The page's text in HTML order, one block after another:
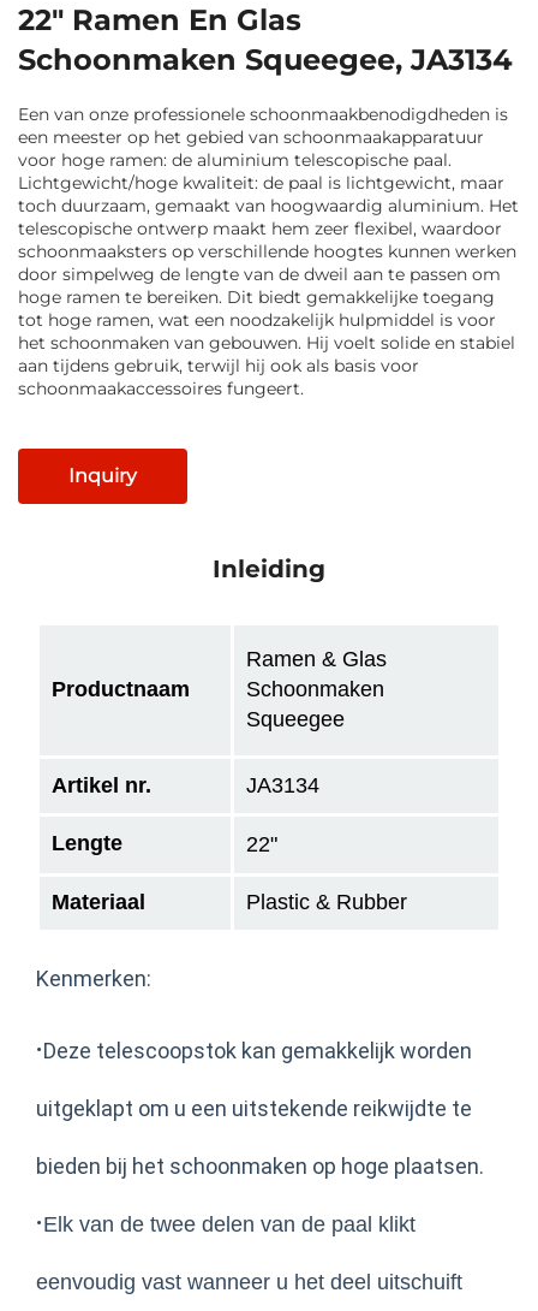
22" Ramen En Glas
Schoonmaken Squeegee, JA3134
Een van onze professionele schoonmaakbenodigdheden is
een meester op het gebied van schoonmaakapparatuur
voor hoge ramen: de aluminium telescopische paal.
Lichtgewicht/hoge kwaliteit: de paal is lichtgewicht, maar
toch duurzaam, gemaakt van hoogwaardig aluminium. Het
telescopische ontwerp maakt hem zeer flexibel, waardoor
schoonmaaksters op verschillende hoogtes kunnen werken
door simpelweg de lengte van de dweil aan te passen om
hoge ramen te bereiken. Dit biedt gemakkelijke toegang
tot hoge ramen, wat een noodzakelijk hulpmiddel is voor
het schoonmaken van gebouwen. Hij voelt solide en stabiel
aan tijdens gebruik, terwijl hij ook als basis voor
schoonmaakaccessoires fungeert.
Inquiry
Inleiding
Productnaam
Ramen & Glas
Schoonmaken
Squeegee
Artikel nr. JA3134
Lengte 22"
Materiaal Plastic & Rubber
Kenmerken:
·Deze telescoopstok kan gemakkelijk worden
uitgeklapt om u een uitstekende reikwijdte te
bieden bij het schoonmaken op hoge plaatsen.
·Elk van de twee delen van de paal klikt
eenvoudig vast wanneer u het deel uitschuift